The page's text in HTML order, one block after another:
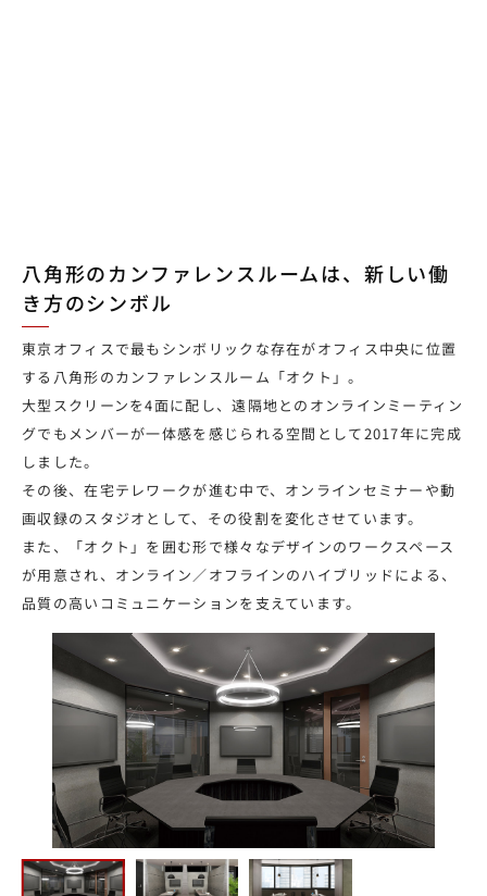
八角形のカンファレンスルームは、新しい働
き方のシンボル
東京オフィスで最もシンボリックな存在がオフィス中央に位置
する八角形のカンファレンスルーム「オクト」。
大型スクリーンを4面に配し、遠隔地とのオンラインミーティン
グでもメンバーが一体感を感じられる空間として2017年に完成
しました。
その後、在宅テレワークが進む中で、オンラインセミナーや動
画収録のスタジオとして、その役割を変化させています。
また、「オクト」を囲む形で様々なデザインのワークスペース
が用意され、オンライン／オフラインのハイブリッドによる、
品質の高いコミュニケーションを支えています。